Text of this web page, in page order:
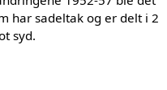
har sadeltak og er delt i 2
syd.